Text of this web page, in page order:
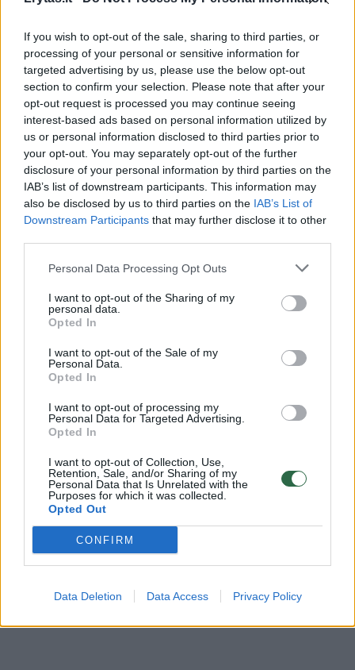
If you wish to opt-out of the sale, sharing to third parties, or
processing of your personal or sensitive information for
targeted advertising by us, please use the below opt-out
section to confirm your selection. Please note that after your
opt-out request is processed you may continue seeing
interest-based ads based on personal information utilized by
us or personal information disclosed to third parties prior to
your opt-out. You may separately opt-out of the further
disclosure of your personal information by third parties on the
IAB’s list of downstream participants. This information may
also be disclosed by us to third parties on the IAB’s List of
Downstream Participants that may further disclose it to other
Personal Data Processing Opt Outs
I want to opt-out of the Sharing of my
personal data.
Opted In
I want to opt-out of the Sale of my
Personal Data.
Opted In
I want to opt-out of processing my
Personal Data for Targeted Advertising.
Opted In
I want to opt-out of Collection, Use,
Retention, Sale, and/or Sharing of my
Personal Data that Is Unrelated with the
Purposes for which it was collected.
Opted Out
CONFIRM
Data Deletion Data Access Privacy Policy
Ikiteisminio tyrimo metu įtariamieji žudikai
savo kaltės nepripažino – duodami
parodymus, jie kaltę vertė vienas kitam.
Smurtautojams gresia kalėjimas nuo 7 iki 15
metų.
Žmogžudystė Prienų rajonas
pensininkas
Rodyti daugiau žymių
Komentuoti po šiuo straipsniu
Komentuoti gali tik Lrytas registruoti vartotojai.
Prisijunkite prie registruotų vartotojų
bendruomenės ir bendraukite komentaruose!
Rodyti komentarus
Prisijungti komentatoriams